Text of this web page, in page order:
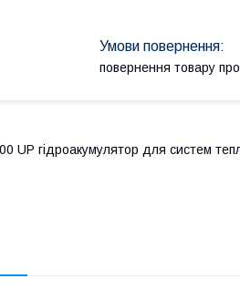
повернення товару
UP гідроакумулятор для систем